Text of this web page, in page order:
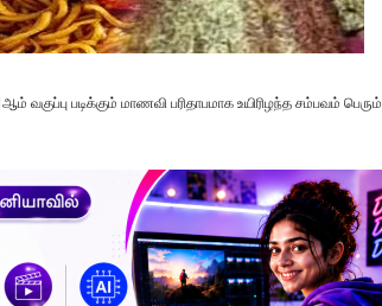
வகுப்பு படிக்கும் மாணவி பரிதாபமாக உயிரிழந்த சம்பவம் பெரும்